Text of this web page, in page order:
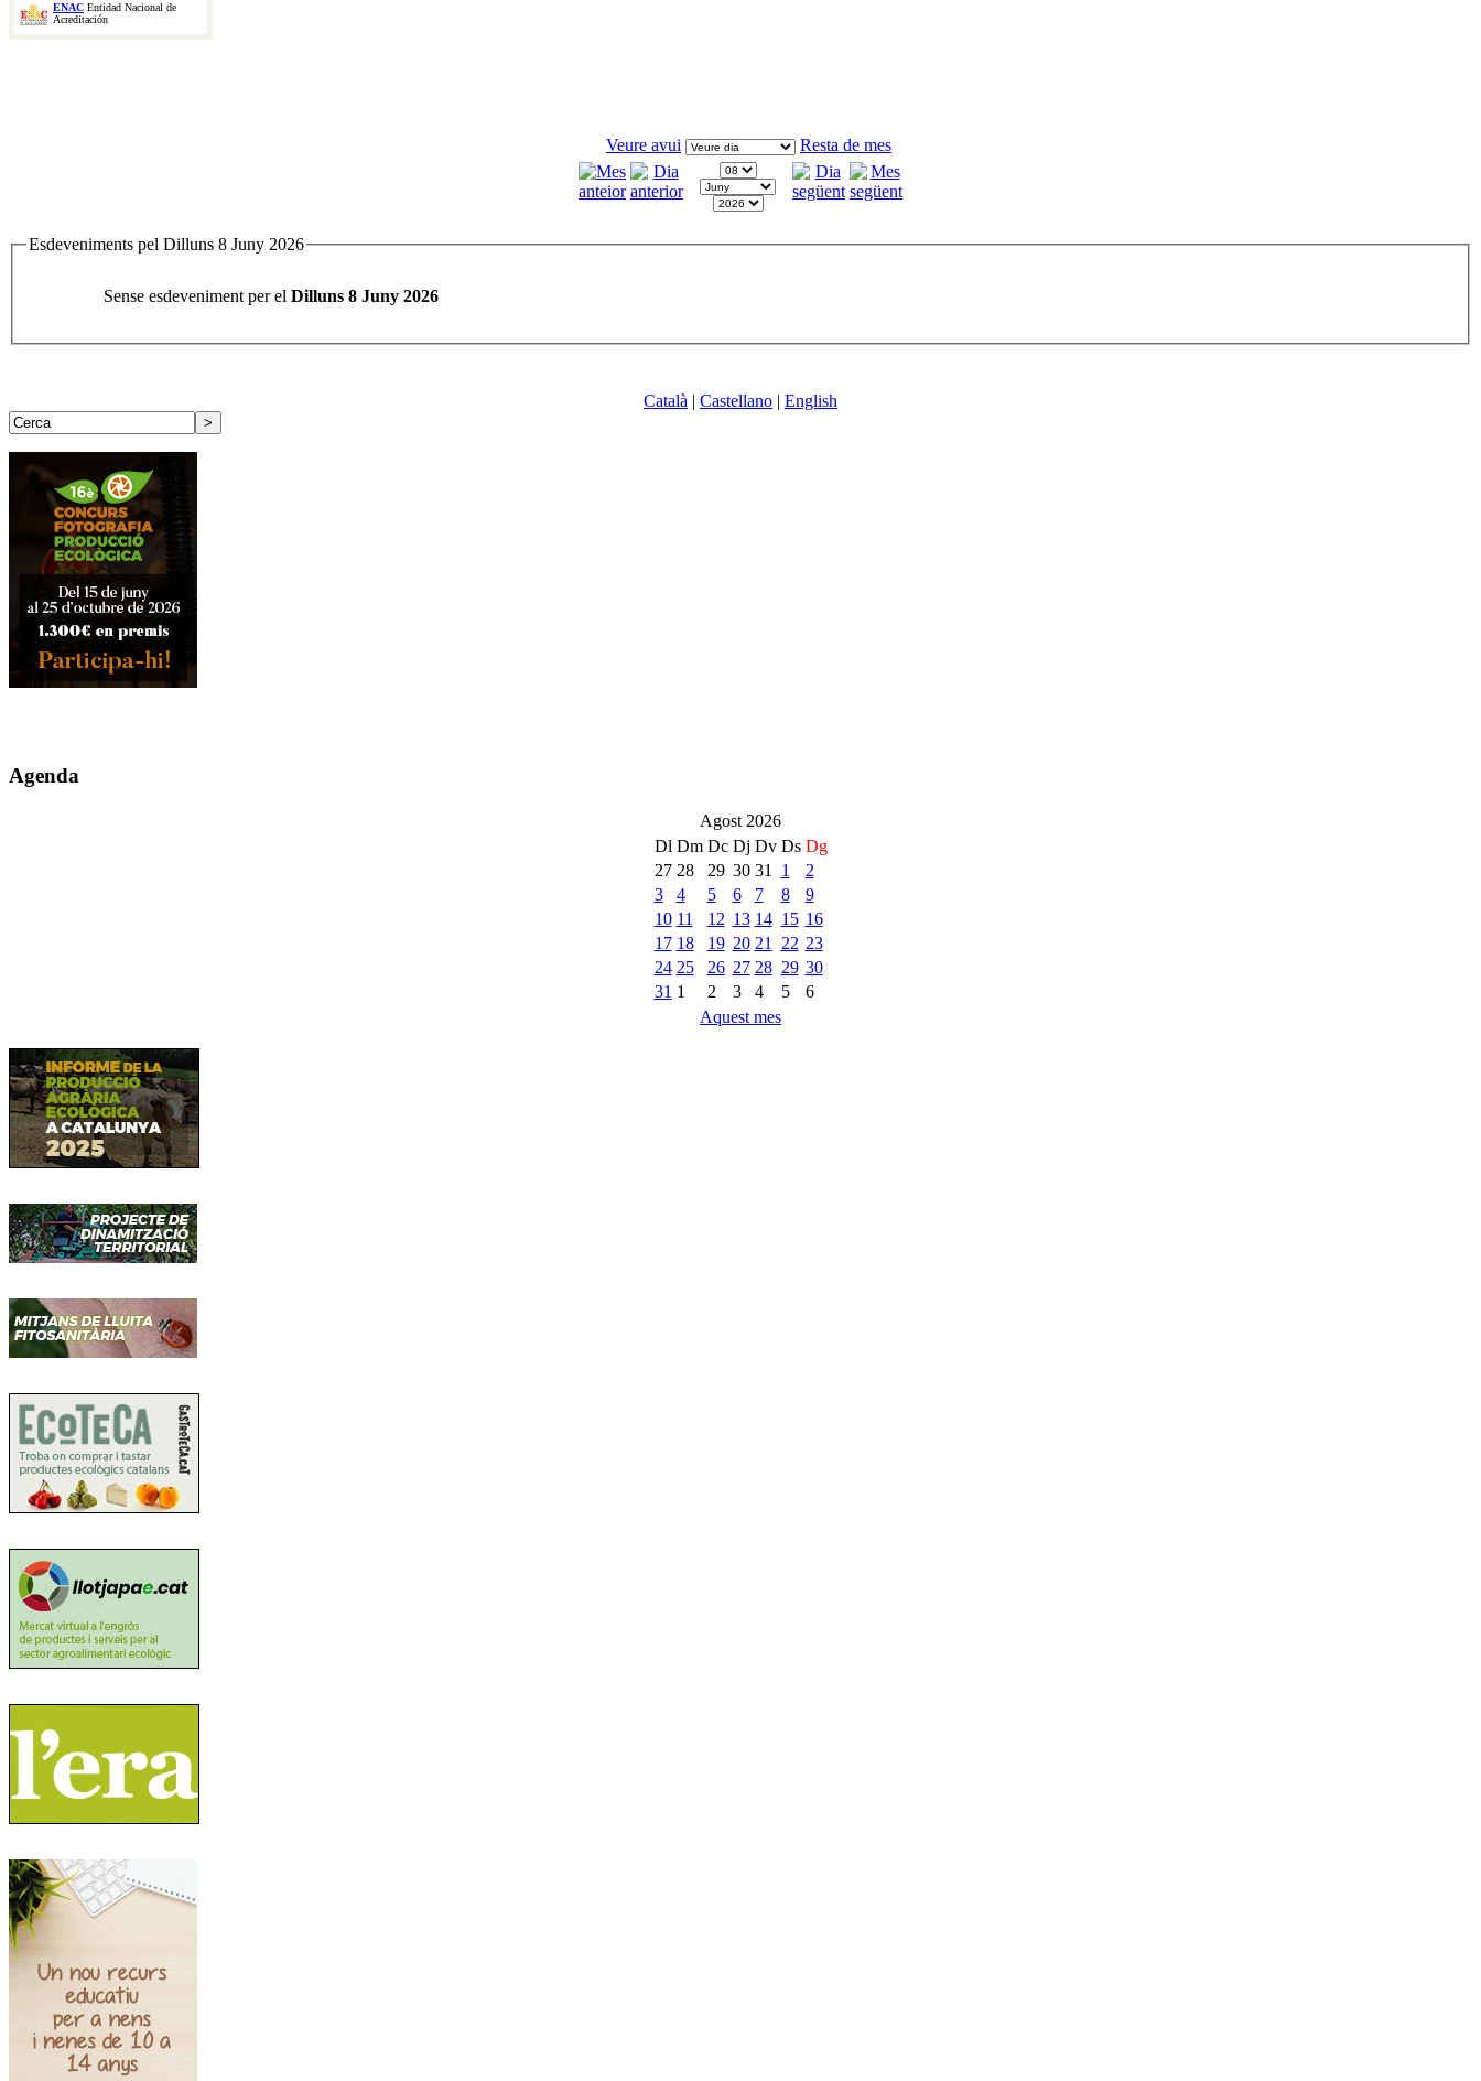
ENAC Entidad Nacional de
Acreditación
Veure avui Resta de mes
Esdeveniments pel Dilluns 8 Juny 2026
Sense esdeveniment per el Dilluns 8 Juny 2026
Català | Castellano | English
Agenda
Agost 2026
Dl Dm Dc Dj Dv Ds Dg
27 28 29 30 31 1
2
3
4 5 6 7 8
9
10 11 12 13 14 15 16
17 18 19 20 21 22 23
24 25 26 27 28 29 30
31 1 2 3 4 5
6
Aquest mes